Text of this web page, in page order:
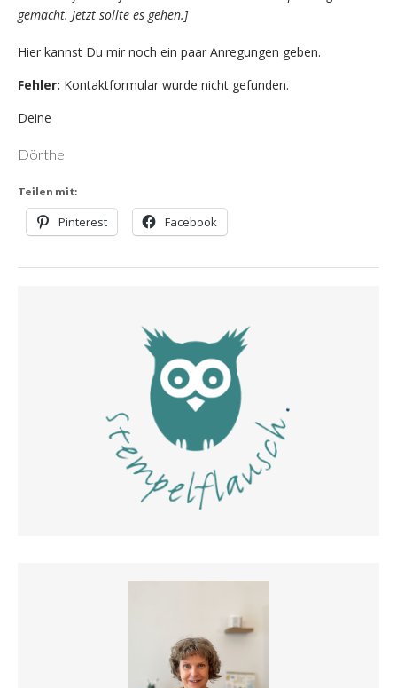
gemacht. Jetzt sollte es gehen.]
Hier kannst Du mir noch ein paar Anregungen geben.
Fehler: Kontaktformular wurde nicht gefunden.
Deine
Dörthe
Teilen mit:
Pinterest Facebook